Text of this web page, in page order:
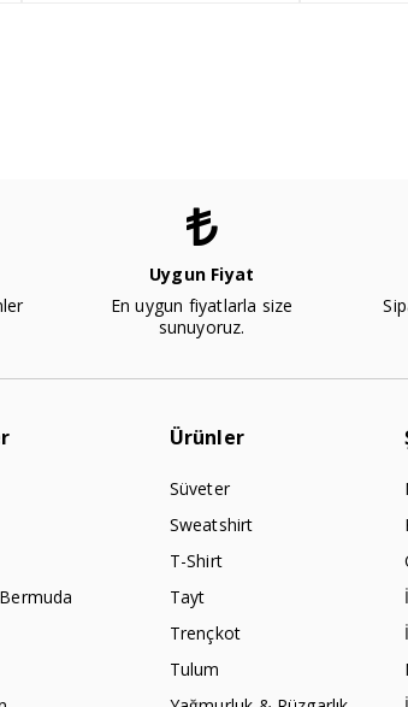
Uygun Fiyat
En uygun fiyatlarla size
sunuyoruz.
Ürünler
Süveter
Sweatshirt
T-Shirt
Tayt
Trençkot
Tulum